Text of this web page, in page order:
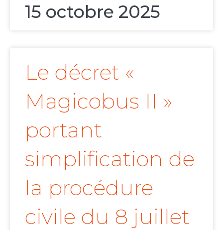
15 octobre 2025
Le décret «
Magicobus II »
portant
simplification de
la procédure
civile du 8 juillet